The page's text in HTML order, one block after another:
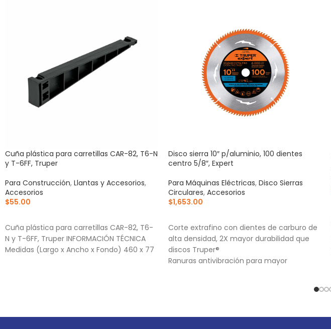
Cuña plástica para carretillas CAR-82, T6-N
y T-6FF, Truper
Para Construcción, Llantas y Accesorios,
Accesorios
$55.00
Cuña plástica para carretillas CAR-82, T6-
N y T-6FF, Truper INFORMACIÓN TÉCNICA
Medidas (Largo x Ancho x Fondo) 460 x 77
Disco sierra 10″ p/aluminio, 100 dientes
centro 5/8″, Expert
Para Máquinas Eléctricas, Disco Sierras
Circulares, Accesorios
$1,653.00
Corte extrafino con dientes de carburo de
alta densidad, 2X mayor durabilidad que
discos Truper®
Ranuras antivibración para mayor
para cortes limpios